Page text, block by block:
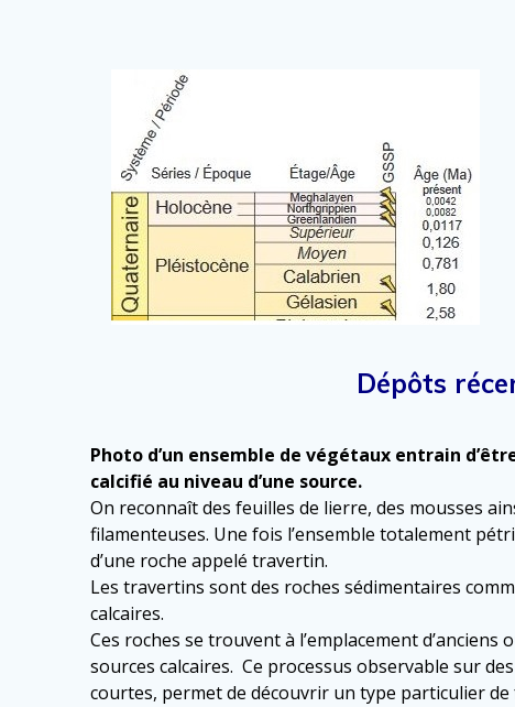
Dépôts
Photo d’un ensemble de végétaux entrain
calcifié au niveau d’une source.
On reconnaît des feuilles de lierre, des mousses
filamenteuses. Une fois l’ensemble totalement
d’une roche appelé travertin.
Les travertins sont des roches sédimentaires
calcaires.
Ces roches se trouvent à l’emplacement d’anciens
sources calcaires. Ce processus observable sur
courtes, permet de découvrir un type particulier